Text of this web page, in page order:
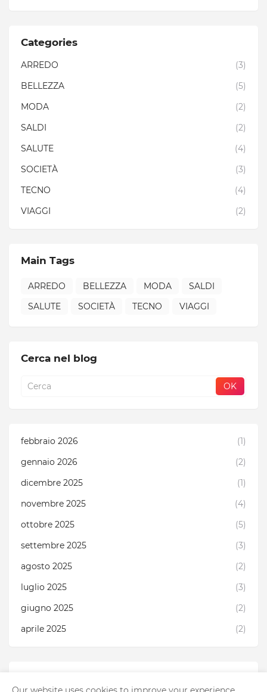
Categories
ARREDO
(3)
BELLEZZA
(5)
MODA
(2)
SALDI
(2)
SALUTE
(4)
SOCIETÀ
(3)
TECNO
(4)
VIAGGI
(2)
Main Tags
ARREDO BELLEZZA MODA
SALDI
SALUTE
SOCIETÀ TECNO VIAGGI
Cerca nel blog
febbraio 2026
(1)
gennaio 2026
(2)
dicembre 2025
(1)
novembre 2025
(4)
ottobre 2025
(5)
settembre 2025
(3)
agosto 2025
(2)
luglio 2025
(3)
giugno 2025
(2)
aprile 2025
(2)